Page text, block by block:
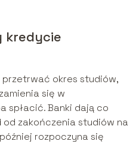
kredycie
okres studiów,
się w
spłacić. Banki dają co
od zakończenia studiów na
rozpoczyna się